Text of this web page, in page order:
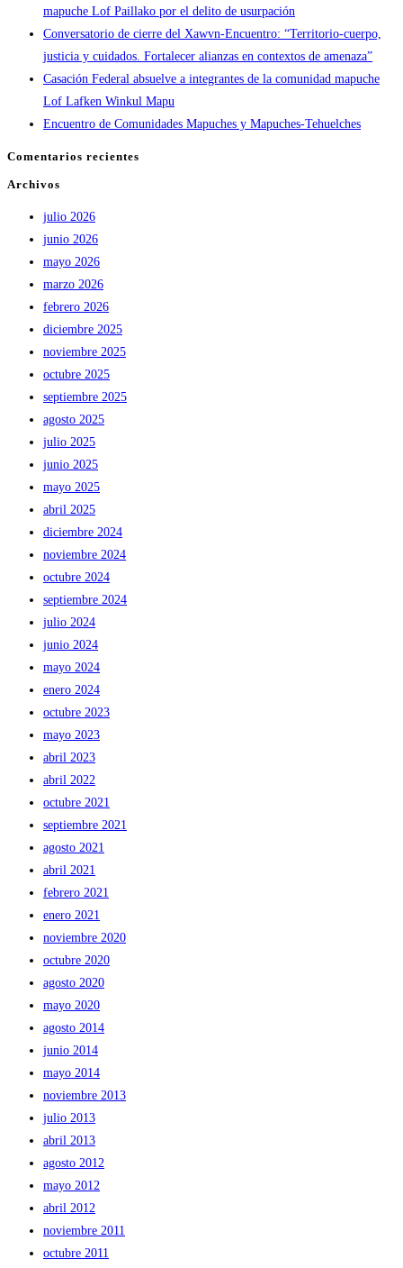
mapuche Lof Paillako por el delito de usurpación
Conversatorio de cierre del Xawvn-Encuentro: “Territorio-cuerpo,
justicia y cuidados. Fortalecer alianzas en contextos de amenaza”
Casación Federal absuelve a integrantes de la comunidad mapuche
Lof Lafken Winkul Mapu
Encuentro de Comunidades Mapuches y Mapuches-Tehuelches
Comentarios recientes
Archivos
julio 2026
junio 2026
mayo 2026
marzo 2026
febrero 2026
diciembre 2025
noviembre 2025
octubre 2025
septiembre 2025
agosto 2025
julio 2025
junio 2025
mayo 2025
abril 2025
diciembre 2024
noviembre 2024
octubre 2024
septiembre 2024
julio 2024
junio 2024
mayo 2024
enero 2024
octubre 2023
mayo 2023
abril 2023
abril 2022
octubre 2021
septiembre 2021
agosto 2021
abril 2021
febrero 2021
enero 2021
noviembre 2020
octubre 2020
agosto 2020
mayo 2020
agosto 2014
junio 2014
mayo 2014
noviembre 2013
julio 2013
abril 2013
agosto 2012
mayo 2012
abril 2012
noviembre 2011
octubre 2011